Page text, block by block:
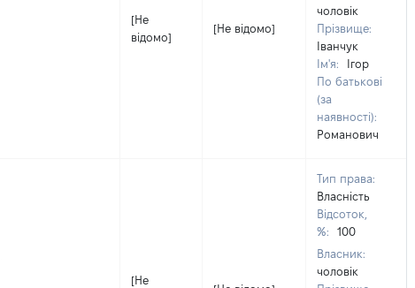
[Не
відомо]
[Не відомо]
чоловік
Прізвище:
Іванчук
Ім'я:
Ігор
По батькові
(за
наявності):
Романович
[Не
Тип права:
Власність
Відсоток,
%:
100
Власник:
чоловік